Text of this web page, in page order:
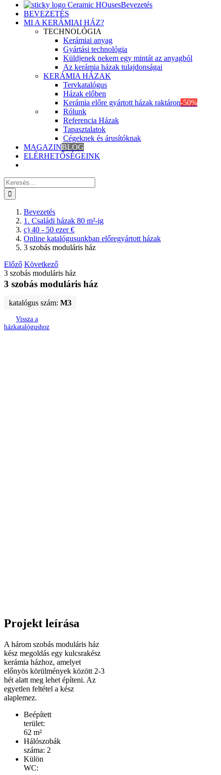
Bevezetés
BEVEZETÉS
MI A KERÁMIAI HÁZ?
TECHNOLÓGIA
Kerámiai anyag
Gyártási technológia
Küldjenek nekem egy mintát az anyagból
Az kerámia házak tulajdonságai
KERÁMIA HÁZAK
Tervkatalógus
Házak előben
Kerámia előre gyártott házak raktáron-50%
Rólunk
Referencia Házak
Tapasztalatok
Cégeknek és árusítóknak
MAGAZINBLOG
ELÉRHETŐSÉGEINK
Keresés
erre:
Bevezetés
1. Családi házak 80 m²-ig
c) 40 - 50 ezer €
Online katalógusunkban előregyártott házak
3 szobás moduláris ház
Előző Következő
3 szobás moduláris ház
3 szobás moduláris ház
katalógus szám: M3
Vissza a
házkatalógushoz
Projekt leírása
A három szobás moduláris ház
kész megoldás egy kulcsrakész
kerámia házhoz, amelyet
előnyös körülmények között 2-3
hét alatt meg lehet építeni. Az
egyetlen feltétel a kész
alaplemez.
Beépített
terület:
62 m²
Hálószobák
száma: 2
Külön
WC: